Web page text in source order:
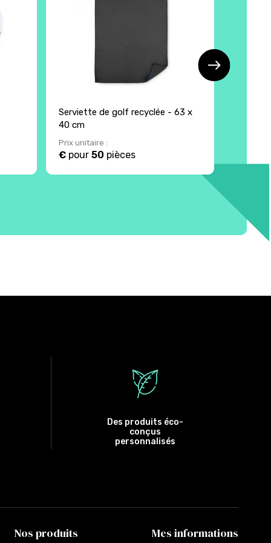
Serviette de golf recyclée - 63 x
40 cm
Prix unitaire :
€ pour50 pièces
Des produits éco-
conçus
personnalisés
Nos produits Mes informations